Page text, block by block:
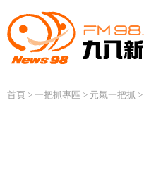
首頁 > 一把抓專區 > 元氣一把抓 >